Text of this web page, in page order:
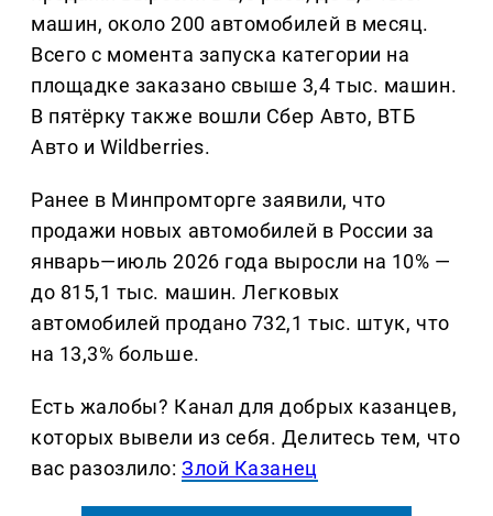
машин, около 200 автомобилей в месяц.
Всего с момента запуска категории на
площадке заказано свыше 3,4 тыс. машин.
В пятёрку также вошли Сбер Авто, ВТБ
Авто и Wildberries.
Ранее в Минпромторге заявили, что
продажи новых автомобилей в России за
январь—июль 2026 года выросли на 10% —
до 815,1 тыс. машин. Легковых
автомобилей продано 732,1 тыс. штук, что
на 13,3% больше.
Есть жалобы? Канал для добрых казанцев,
которых вывели из себя. Делитеcь тем, что
вас разозлило:Злой Казанец